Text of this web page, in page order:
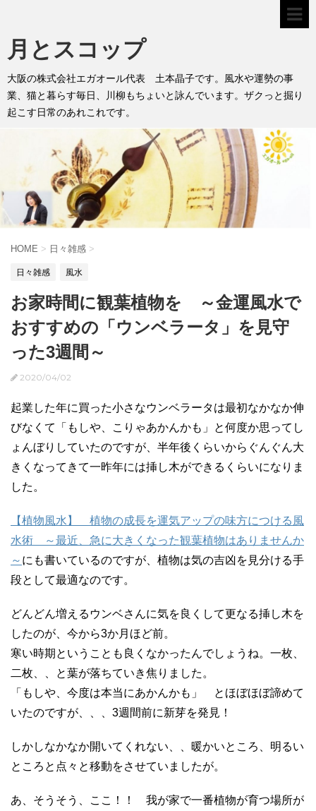
月とスコップ
大阪の株式会社エガオール代表 土本晶子です。風水や運勢の事
業、猫と暮らす毎日、川柳もちょいと詠んでいます。ザクっと掘り
起こす日常のあれこれです。
HOME > 日々雑感 >
日々雑感 風水
お家時間に観葉植物を ～金運風水で
おすすめの「ウンベラータ」を見守
った3週間～
2020/04/02
起業した年に買った小さなウンベラータは最初なかなか伸
びなくて「もしや、こりゃあかんかも」と何度か思ってし
ょんぼりしていたのですが、半年後くらいからぐんぐん大
きくなってきて一昨年には挿し木ができるくらいになりま
した。
【植物風水】 植物の成長を運気アップの味方につける風
水術 ～最近、急に大きくなった観葉植物はありませんか
～ にも書いているのですが、植物は気の吉凶を見分ける手
段として最適なのです。
どんどん増えるウンベさんに気を良くして更なる挿し木を
したのが、今から3か月ほど前。
寒い時期ということも良くなかったんでしょうね。一枚、
二枚、、と葉が落ちていき焦りました。
「もしや、今度は本当にあかんかも」 とほぼほぼ諦めて
いたのですが、、、3週間前に新芽を発見！
しかしなかなか開いてくれない、、暖かいところ、明るい
ところと点々と移動をさせていましたが。
あ、そうそう、ここ！！ 我が家で一番植物が育つ場所が